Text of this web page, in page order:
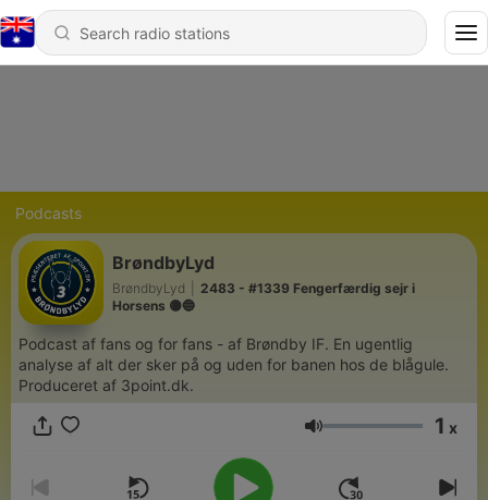
Podcasts
BrøndbyLyd
BrøndbyLyd
2483 - #1339 Fengerfærdig sejr i
Horsens 🟡🔵
Podcast af fans og for fans - af Brøndby IF. En ugentlig
analyse af alt der sker på og uden for banen hos de blågule.
Produceret af 3point.dk.
Volume 1 x